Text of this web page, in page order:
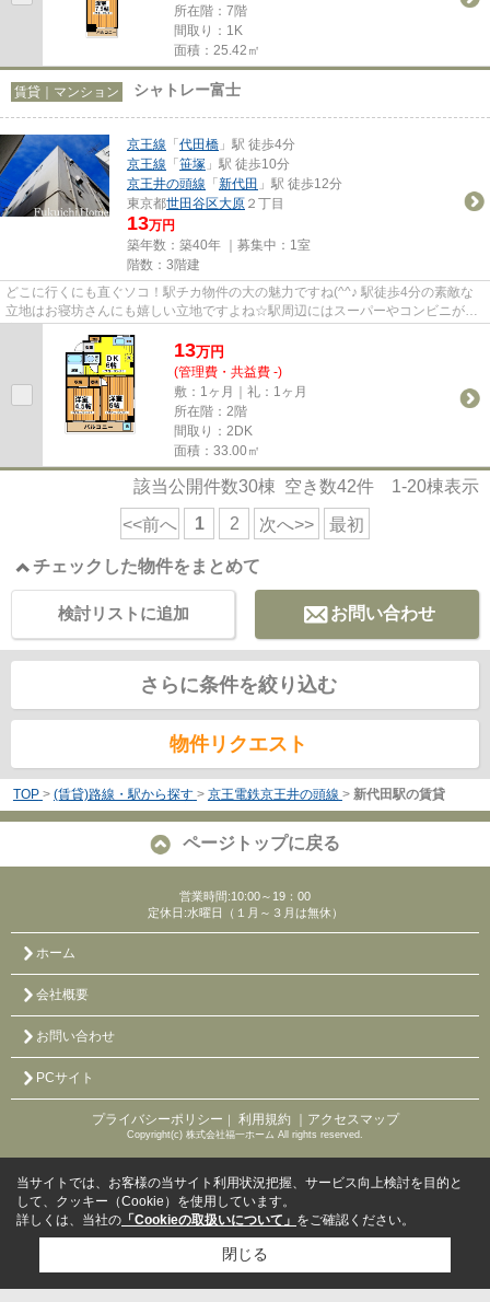
所在階：7階
間取り：1K
面積：25.42㎡
賃貸｜マンション シャトレー富士
京王線 「代田橋 」駅 徒歩4分
京王線 「笹塚 」駅 徒歩10分
京王井の頭線 「新代田 」駅 徒歩12分
東京都世田谷区大原 ２丁目
13万円
築年数：築40年 ｜募集中： 1室
階数：3階建
どこに行くにも直ぐソコ！駅チカ物件の大の魅力ですね(^^♪ 駅徒歩4分の素敵な
立地はお寝坊さんにも嬉しい立地ですよね☆駅周辺にはスーパーやコンビニが充
実しており、昼間でも賑わう商...
13万円
(管理費・共益費 -)
敷：1ヶ月｜礼：1ヶ月
所在階：2階
間取り：2DK
面積：33.00㎡
該当公開件数30棟 空き数42件 1-20棟表示
<<前へ 1 2 次へ>> 最初
チェックした物件をまとめて
お問い合わせ
検討リストに追加
さらに条件を絞り込む
物件リクエスト
TOP > (賃貸)路線・駅から探す > 京王電鉄京王井の頭線 > 新代田駅の賃貸
ページトップに戻る
営業時間:10:00～19：00
定休日:水曜日（１月～３月は無休）
ホーム
会社概要
お問い合わせ
PCサイト
プライバシーポリシー ｜ 利用規約 ｜アクセスマップ
Copyright(c) 株式会社福一ホーム All rights reserved.
当サイトでは、お客様の当サイト利用状況把握、サービス向上検討を目的と
して、クッキー（Cookie）を使用しています。
詳しくは、当社の 「Cookieの取扱いについて」 をご確認ください。
閉じる